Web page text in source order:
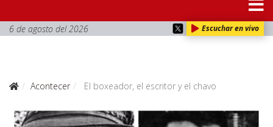
6 de agosto del 2026 Escuchar en vivo
Acontecer El boxeador, el escritor y el chavo